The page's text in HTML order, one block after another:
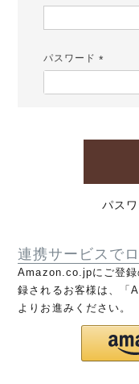
パスワード
パス
連携サービスで
Amazon.co.jpにご登録
録されるお客様は、「
よりお進みください。